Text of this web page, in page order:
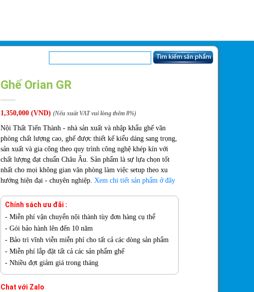
Ghế Orian GR
1,350,000(VND) (Nếu xuất VAT vui lòng thêm 8%)
Nội Thất Tiến Thành - nhà sản xuất và nhập khẩu ghế văn
phòng chất lượng cao, ghế được thiết kế kiểu dáng sang trọng,
sản xuất và gia công theo quy trình công nghệ khép kín với
chất lượng đạt chuẩn Châu Âu. Sản phẩm là sự lựa chọn tốt
nhất cho mọi không gian văn phòng làm việc setup theo xu
hướng hiện đại - chuyên nghiệp. Xem chi tiết sản phẩm ở đây
Chính sách ưu đãi :
- Miễn phí vận chuyển nội thành tùy đơn hàng cụ thể
- Gói bảo hành lên đến 10 năm
- Bảo trì vĩnh viễn miễn phí cho tất cả các dòng sản phẩm
- Miễn phí lắp đặt tất cả các sản phẩm ghế
- Nhiều đợt giảm giá trong tháng
Chat với Zalo